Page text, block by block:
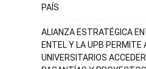
PAÍS
ALIANZA ESTRATÉGICA
ENTEL Y LA UPB PERMITE
UNIVERSITARIOS